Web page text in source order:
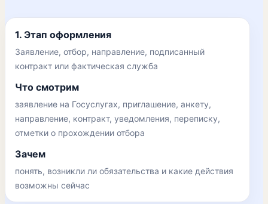
1. Этап оформления
Заявление, отбор, направление, подписанный
контракт или фактическая служба
Что смотрим
заявление на Госуслугах, приглашение, анкету,
направление, контракт, уведомления, переписку,
отметки о прохождении отбора
Зачем
понять, возникли ли обязательства и какие действия
возможны сейчас